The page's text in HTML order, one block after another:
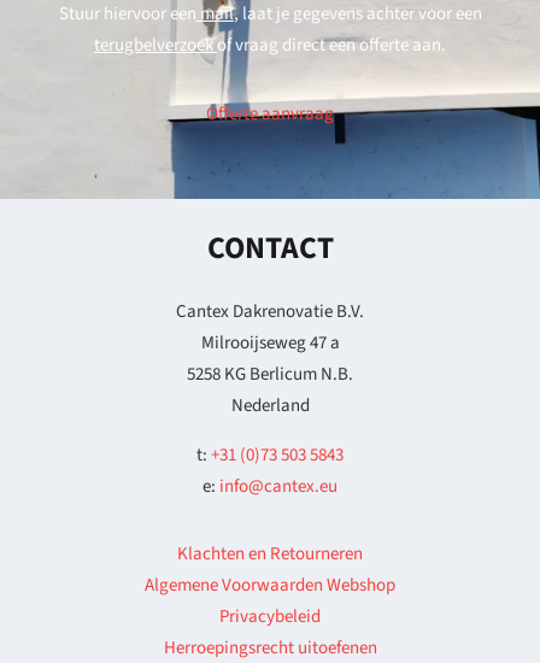
Stuur hiervoor eenmail, laat je gegevens achter voor een
terugbelverzoekof vraag direct een offerte aan.
Offerte aanvraag
CONTACT
Cantex Dakrenovatie B.V.
Milrooijseweg 47 a
5258 KG Berlicum N.B.
Nederland
t:+31 (0)73 503 5843
e: info@cantex.eu
Klachten en Retourneren
Algemene Voorwaarden Webshop
Privacybeleid
Herroepingsrecht uitoefenen